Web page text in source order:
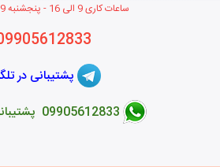
ساعات کاری 9 الی 16 - پنجشنبه 9 الی 12
پشتیبانی در
09905612833 پشتیبانی در واتساپ